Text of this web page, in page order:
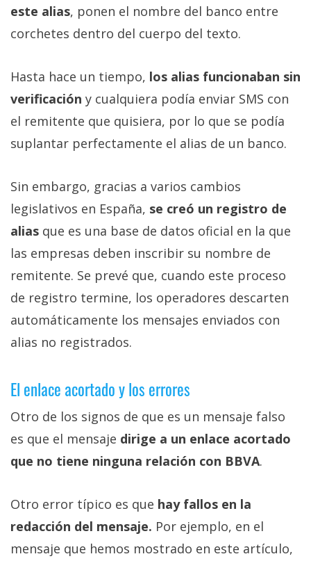
este alias, ponen el nombre del banco entre
corchetes dentro del cuerpo del texto.
Hasta hace un tiempo, los alias funcionaban sin
verificación y cualquiera podía enviar SMS con
el remitente que quisiera, por lo que se podía
suplantar perfectamente el alias de un banco.
Sin embargo, gracias a varios cambios
legislativos en España, se creó un registro de
alias que es una base de datos oficial en la que
las empresas deben inscribir su nombre de
remitente. Se prevé que, cuando este proceso
de registro termine, los operadores descarten
automáticamente los mensajes enviados con
alias no registrados.
El enlace acortado y los errores
Otro de los signos de que es un mensaje falso
es que el mensaje dirige a un enlace acortado
que no tiene ninguna relación con BBVA.
Otro error típico es que hay fallos en la
redacción del mensaje. Por ejemplo, en el
mensaje que hemos mostrado en este artículo,